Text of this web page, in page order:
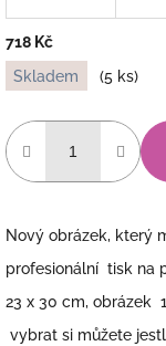
718 Kč
Měrná
cena:
Skladem (5 ks)
Nový obrázek, který
profesionální tisk na
23 x 30 cm, obrázek
vybrat si můžete